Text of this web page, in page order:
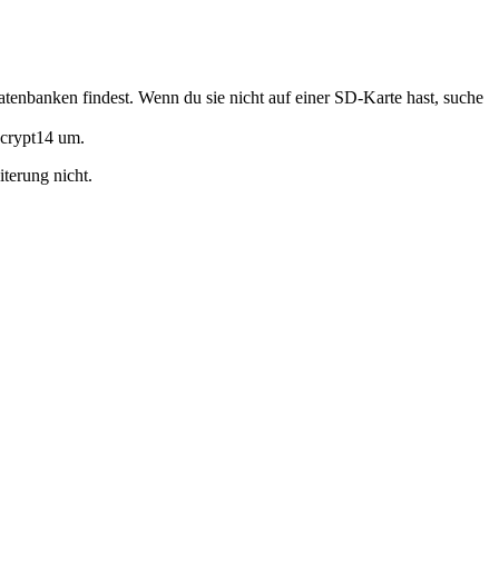
findest. Wenn du sie nicht auf einer SD-Karte hast, suche
um.
nicht.